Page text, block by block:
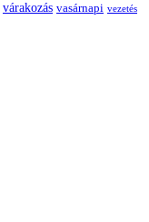
várakozás vasárnapi vezetés